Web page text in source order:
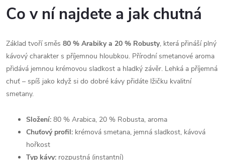
Co v ní najdete a jak chutná
Základ tvoří směs 80 % Arabiky a 20 % Robusty, která přináší plný
kávový charakter s příjemnou hloubkou. Přírodní smetanové aroma
přidává jemnou krémovou sladkost a hladký závěr. Lehká a příjemná
chuť – spíš jako když si do dobré kávy přidáte lžičku kvalitní
smetany.
Složení: 80 % Arabica, 20 % Robusta, aroma
Chuťový profil: krémová smetana, jemná sladkost, kávová
hořkost
Typ kávy: rozpustná (instantní)